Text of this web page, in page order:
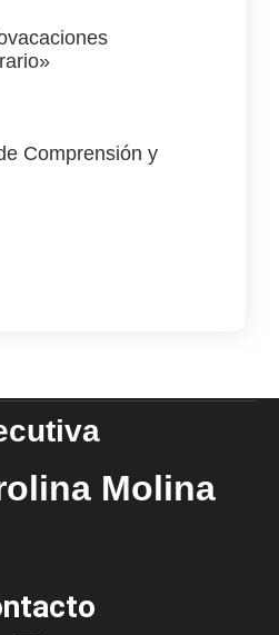
Comprensión y
Molina